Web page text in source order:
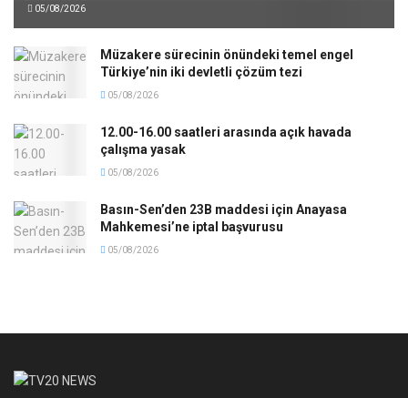
05/08/2026
Müzakere sürecinin önündeki temel engel
Türkiye’nin iki devletli çözüm tezi
05/08/2026
12.00-16.00 saatleri arasında açık havada
çalışma yasak
05/08/2026
Basın-Sen’den 23B maddesi için Anayasa
Mahkemesi’ne iptal başvurusu
05/08/2026